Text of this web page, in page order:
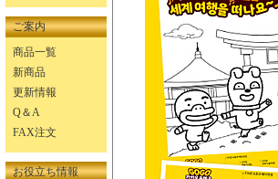
ご案内
商品一覧
新商品
更新情報
Q＆A
FAX注文
お役立ち情報